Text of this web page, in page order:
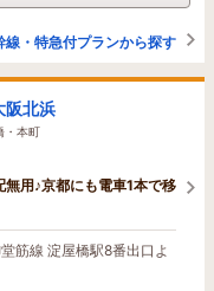
・特急付プランから探す
阪北浜
・本町
用♪京都にも電車1本で移
筋線 淀屋橋駅8番出口よ